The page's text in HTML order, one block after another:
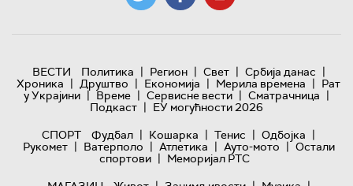
ВЕСТИ Политика | Регион | Свет | Србија данас |
Хроника | Друштво | Економија | Мерила времена | Рат
у Украјини | Време | Сервисне вести | Сматрачница |
Подкаст | ЕУ могућности 2026
СПОРТ
Фудбал | Кошарка | Тенис | Одбојка |
Рукомет | Ватерполо | Атлетика | Ауто-мото | Остали
спортови | Меморијал РТС